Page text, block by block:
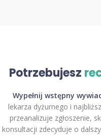
Potrzebujesz
Wypełnij wstępny
lekarza dyżurnego i
przeanalizuje zgłoszenie,
konsultacji zdecyduje o